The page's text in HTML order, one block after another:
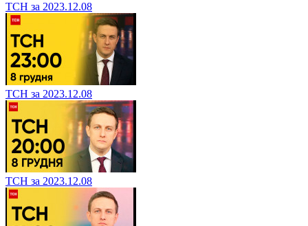
ТСН за 2023.12.08
ТСН за 2023.12.08
ТСН за 2023.12.08